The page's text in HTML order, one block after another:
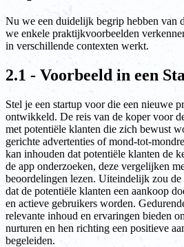
Nu we een duidelijk begrip hebben van
we enkele praktijkvoorbeelden
in verschillende contexten werkt.
2.1 - Voorbeeld in een
Stel je een startup voor die een nieuwe
ontwikkeld. De reis van de koper voor
met potentiële klanten die zich bewust
gerichte advertenties of mond-tot-
kan inhouden dat potentiële klanten de
de app onderzoeken, deze vergelijken
beoordelingen lezen. Uiteindelijk zou de
dat de potentiële klanten een aankoop
en actieve gebruikers worden.
relevante inhoud en ervaringen bieden
nurturen en hen richting een positieve
begeleiden.